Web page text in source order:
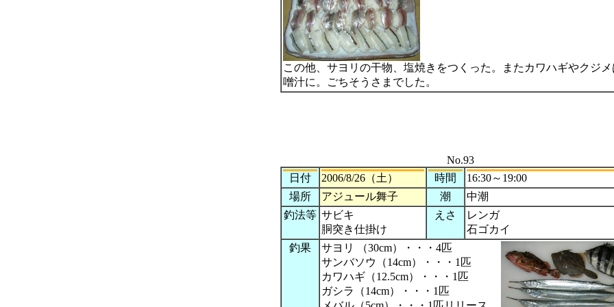
この他、サヨリの干物、塩焼きをつくった。またカワハギやクジ
噌汁に。ごちそうさまでした。
No.93
日付
2006/8/26（土） 時間
16:30～19:00
場所
アジュール舞子 潮
中潮
釣法等 サビキ
胴突き仕掛け
えさ
レンガ
石ゴカイ
釣果
サヨリ （30cm）・・・4匹
サンバソウ（14cm）・・・1匹
カワハギ（12.5cm）・・・1匹
ガシラ（14cm）・・・1匹